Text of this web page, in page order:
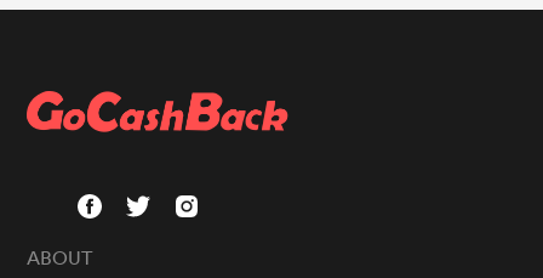
ABOUT